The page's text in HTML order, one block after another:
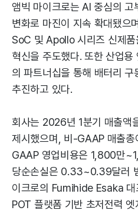
앰빅 마이크로는 AI 중심의
변화로 마진이 지속 확대됐
SoC 및 Apollo 시리즈 신제
혁신을 주도했다. 또한 산업
의 파트너십을 통해 배터리
추진하고 있다.
회사는 2026년 1분기 매출
제시했으며, 비-GAAP 매출
GAAP 영업비용은 1,800만
당순손실은 0.33~0.39달러
이크로의 Fumihide Esaka
POT 플랫폼 기반 초저전력